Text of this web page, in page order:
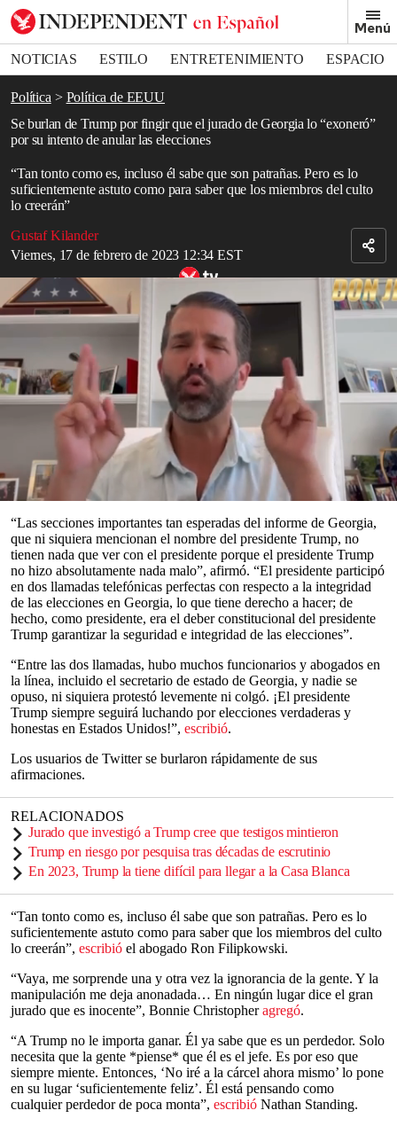
Menú
NOTICIAS ESTILO ENTRETENIMIENTO
ESPACIO
DEPORTES
Política
Política de EEUU
Se burlan de Trump por fingir que el jurado de Georgia lo “exoneró”
por su intento de anular las elecciones
“Tan tonto como es, incluso él sabe que son patrañas. Pero es lo
suficientemente astuto como para saber que los miembros del culto
lo creerán”
Gustaf Kilander
Viernes, 17 de febrero de 2023 12:34 EST
Bookmark popover
Removed from bookmarks
Close popover
seconds
seconds
Vídeo relacionado: Donald Trump Jr. dice que todos moriremos en
una invasión alienígena y será culpa de Biden
Read in English
Donald Trump
recurrió a Truth Social para alegar que había
recibido una “exoneración total” del gran jurado deGeorgiaque
investiga su intento de anular los resultados de las elecciones de
2020 en el estado.
“Gracias al Gran Jurado Especial del Gran Estado de Georgia por
su patriotismo y valentía. Exoneración total. ¡¡¡EEUU está muy
orgulloso de ti!!!”, Trump
escribióel jueves.
“Las secciones importantes tan esperadas del informe de Georgia,
que ni siquiera mencionan el nombre del presidente Trump, no
tienen nada que ver con el presidente porque el presidente Trump
no hizo absolutamente nada malo”, afirmó. “El presidente participó
en dos llamadas telefónicas perfectas con respecto a la integridad
de las elecciones en Georgia, lo que tiene derecho a hacer; de
hecho, como presidente, era el deber constitucional del presidente
Trump garantizar la seguridad e integridad de las elecciones”.
“Entre las dos llamadas, hubo muchos funcionarios y abogados en
la línea, incluido el secretario de estado de Georgia, y nadie se
opuso, ni siquiera protestó levemente ni colgó. ¡El presidente
Trump siempre seguirá luchando por elecciones verdaderas y
honestas en Estados Unidos!”, escribió.
Los usuarios de Twitter se burlaron rápidamente de sus
afirmaciones.
RELACIONADOS
Jurado que investigó a Trump cree que testigos mintieron
Trump en riesgo por pesquisa tras décadas de escrutinio
En 2023, Trump la tiene difícil para llegar a la Casa Blanca
“Tan tonto como es, incluso él sabe que son patrañas. Pero es lo
suficientemente astuto como para saber que los miembros del culto
lo creerán”, escribió el abogado Ron Filipkowski.
“Vaya, me sorprende una y otra vez la ignorancia de la gente. Y la
manipulación me deja anonadada… En ningún lugar dice el gran
jurado que es inocente”, Bonnie Christopheragregó.
“A Trump no le importa ganar. Él ya sabe que es un perdedor. Solo
necesita que la gente *piense* que él es el jefe. Es por eso que
siempre miente. Entonces, ‘No iré a la cárcel ahora mismo’ lo pone
en su lugar ‘suficientemente feliz’. Él está pensando como
cualquier perdedor de poca monta”, escribió Nathan Standing.